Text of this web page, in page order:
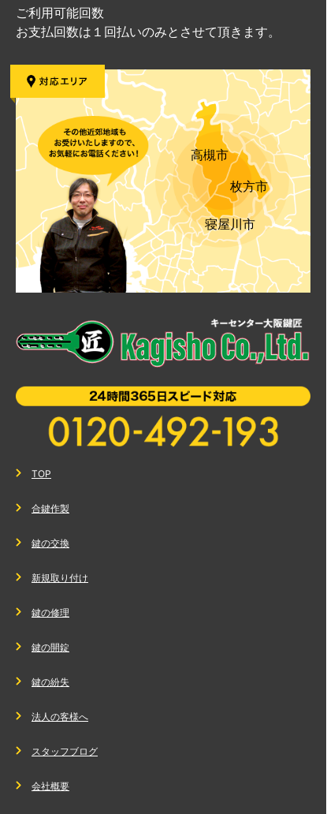
ご利用可能回数
お支払回数は１回払いのみとさせて頂きます。
高槻市
枚方市
寝屋川市
TOP
合鍵作製
鍵の交換
新規取り付け
鍵の修理
鍵の開錠
鍵の紛失
法人の客様へ
スタッフブログ
会社概要